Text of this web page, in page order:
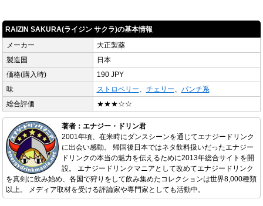
RAIZIN SAKURA(ライジン サクラ)の基本情報
メーカー
大正製薬
製造国
日本
価格(購入時)
190 JPY
味
ストロベリー、 チェリー、 パンチ系
総合評価
★★★☆☆
著者：エナジー・ドリン君
2001年頃、在米時にダンスシーンを通じてエナジードリンク
に出会い感動。 帰国後日本ではネタ飲料扱いだったエナジー
ドリンクの本当の魅力を伝えるために2013年総合サイトを開
設。 エナジードリンクマニアとして改めてエナジードリンク
を真剣に飲み始め、各国で狩りをして飲み集めたコレクションは世界8,000種類
以上。 メディア取材を受ける評論家や専門家としても活動中。